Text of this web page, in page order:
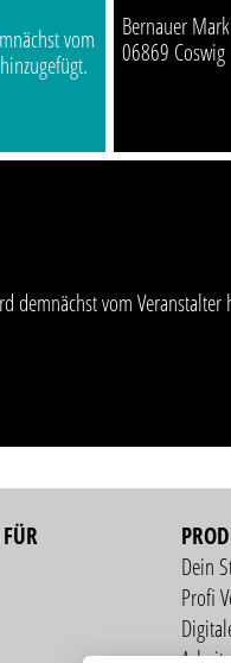
vom
Bernauer Mark
06869 Coswig
demnächst vom Veranstalter
Dein
Profi